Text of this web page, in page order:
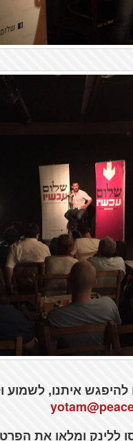
איתנו, לשמוע
ללינק ומלאו את